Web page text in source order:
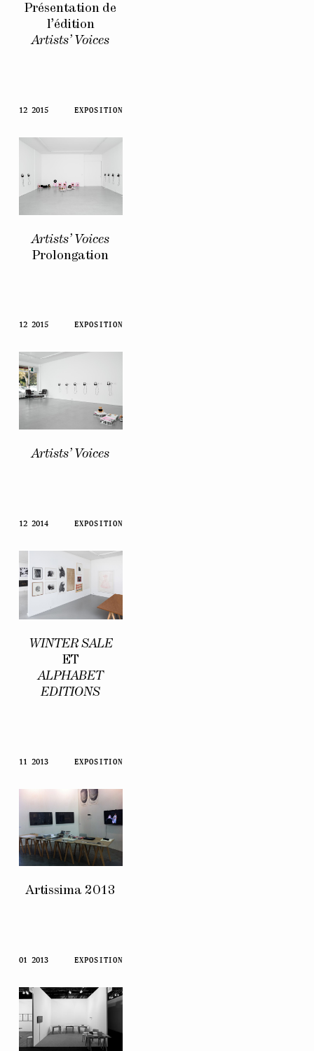
Présentation de
l’édition
Artists’ Voices
12 2015 EXPOSITION
Artists’ Voices
Prolongation
12 2015 EXPOSITION
Artists’ Voices
12 2014 EXPOSITION
WINTER SALE
ET
ALPHABET
EDITIONS
11 2013 EXPOSITION
Artissima 2013
01 2013 EXPOSITION